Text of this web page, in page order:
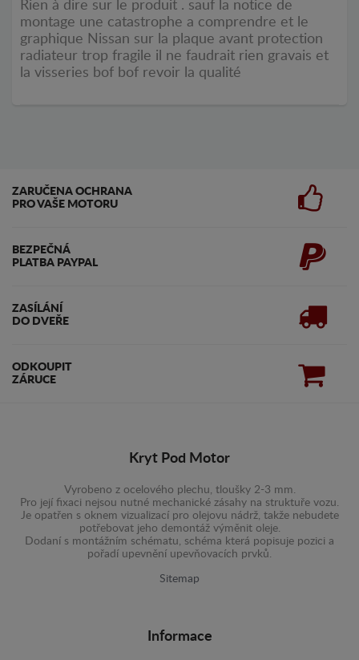
Rien à dire sur le produit . sauf la notice de
montage une catastrophe a comprendre et le
graphique Nissan sur la plaque avant protection
radiateur trop fragile il ne faudrait rien gravais et
la visseries bof bof revoir la qualité
ZARUČENA OCHRANA
PRO VAŠE MOTORU
BEZPEČNÁ
PLATBA PAYPAL
ZASÍLÁNÍ
DO DVEŘE
ODKOUPIT
ZÁRUCE
Kryt Pod Motor
Vyrobeno z ocelového plechu, tloušky 2-3 mm.
Pro její fixaci nejsou nutné mechanické zásahy na struktuře vozu.
Je opatřen s oknem vizualizací pro olejovu nádrž, takže nebudete
potřebovat jeho demontáž výměnit oleje.
Dodaní s montážním schématu, schéma která popisuje pozici a
pořadí upevnění upevňovacích prvků.
Sitemap
Informace